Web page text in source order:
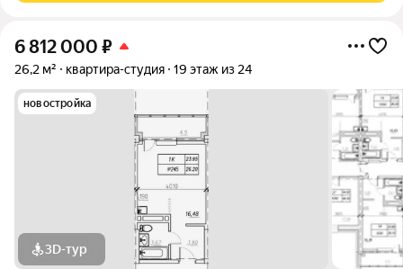
6 812 000 ₽
26,2 м² квартира-студия 19 этаж из 24
новостройка
3D-тур